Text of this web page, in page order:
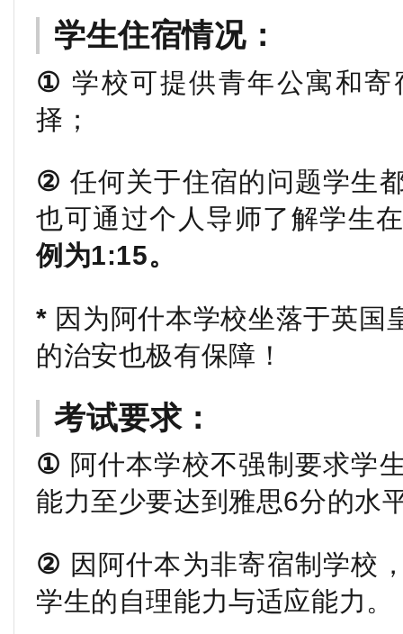
学生住宿情况：
① 学校可提供青年公寓和
择；
② 任何关于住宿的问题学生
也可通过个人导师了解学生
例为1:15。
* 因为阿什本学校坐落于英国
的治安也极有保障！
考试要求：
① 阿什本学校不强制要求学
能力至少要达到雅思6分的水
② 因阿什本为非寄宿制学校
学生的自理能力与适应能力。